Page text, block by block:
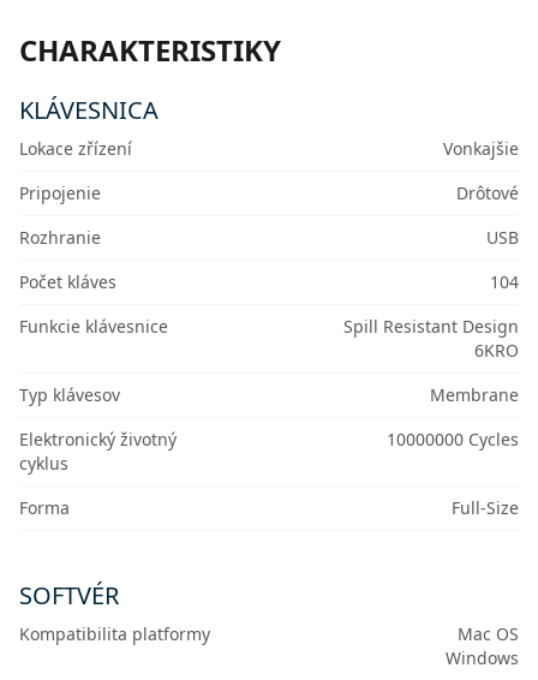
CHARAKTERISTIKY
KLÁVESNICA
Lokace zřízení
Vonkajšie
Pripojenie
Drôtové
Rozhranie
USB
Počet kláves
104
Funkcie klávesnice
Spill Resistant Design
6KRO
Typ klávesov
Membrane
Elektronický životný
cyklus
10000000 Cycles
Forma Full-Size
SOFTVÉR
Kompatibilita platformy
Mac OS
Windows